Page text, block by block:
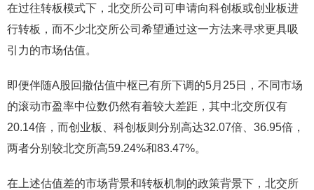
在过往转板模式下，北交所公司可申请向科创板或创业板进
行转板，而不少北交所公司希望通过这一方法来寻求更具吸
引力的市场估值。
即便伴随A股回撤估值中枢已有所下调的5月25日，不同市场
的滚动市盈率中位数仍然有着较大差距，其中北交所仅有
20.14倍，而创业板、科创板则分别高达32.07倍、36.95倍，
两者分别较北交所高59.24%和83.47%。
在上述估值差的市场背景和转板机制的政策背景下，北交所